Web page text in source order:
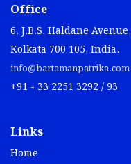
Office
6, J.B.S. Haldane Avenue,
Kolkata 700 105, India.
info@bartamanpatrika.com
+91 - 33 2251 3292 / 93
Links
Home